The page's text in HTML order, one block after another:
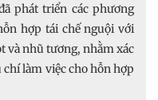
phát triển các phương
hợp tái chế nguội với
và nhũ tương, nhằm xác
chí làm việc cho hỗn hợp